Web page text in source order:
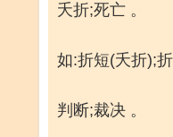
夭折;死亡 。
如:折短(夭折);
判断;裁决 。